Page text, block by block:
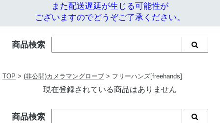
また配送遅延が生じる可能性が
ございますのでどうぞご了承ください。
商品検索
TOP > (非公開)カメラマングローブ > フリーハンズ[freehands]
現在登録されている商品はありません
商品検索